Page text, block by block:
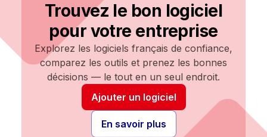
Trouvez le bon logiciel
pour votre entreprise
Explorez les logiciels français de confiance,
comparez les outils et prenez les bonnes
décisions — le tout en un seul endroit.
Ajouter un logiciel
En savoir plus